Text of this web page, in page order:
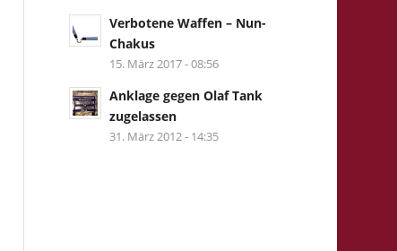
Verbotene Waffen – Nun-
Chakus
15. März 2017 - 08:56
Anklage gegen Olaf Tank
zugelassen
31. März 2012 - 14:35